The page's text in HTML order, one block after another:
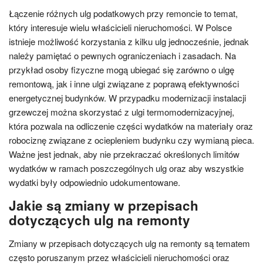
Łączenie różnych ulg podatkowych przy remoncie to temat,
który interesuje wielu właścicieli nieruchomości. W Polsce
istnieje możliwość korzystania z kilku ulg jednocześnie, jednak
należy pamiętać o pewnych ograniczeniach i zasadach. Na
przykład osoby fizyczne mogą ubiegać się zarówno o ulgę
remontową, jak i inne ulgi związane z poprawą efektywności
energetycznej budynków. W przypadku modernizacji instalacji
grzewczej można skorzystać z ulgi termomodernizacyjnej,
która pozwala na odliczenie części wydatków na materiały oraz
robociznę związane z ociepleniem budynku czy wymianą pieca.
Ważne jest jednak, aby nie przekraczać określonych limitów
wydatków w ramach poszczególnych ulg oraz aby wszystkie
wydatki były odpowiednio udokumentowane.
Jakie są zmiany w przepisach
dotyczących ulg na remonty
Zmiany w przepisach dotyczących ulg na remonty są tematem
często poruszanym przez właścicieli nieruchomości oraz